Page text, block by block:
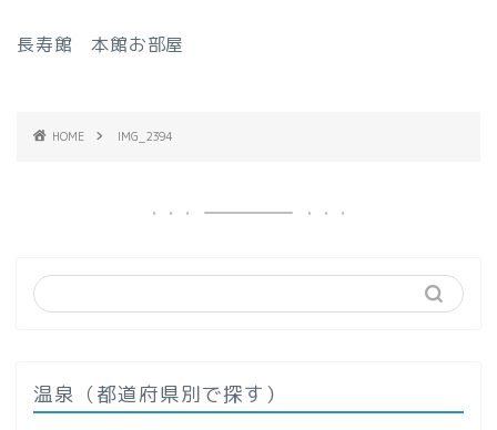
長寿館 本館お部屋
HOME IMG_2394
温泉（都道府県別で探す）